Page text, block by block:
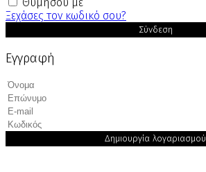
Ξεχάσες τον κωδικό σου?
Σύνδεση
Εγγραφή
Δημιουργία λογαριασμού